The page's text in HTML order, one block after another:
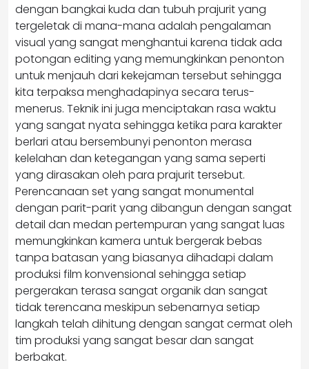
dengan bangkai kuda dan tubuh prajurit yang
tergeletak di mana-mana adalah pengalaman
visual yang sangat menghantui karena tidak ada
potongan editing yang memungkinkan penonton
untuk menjauh dari kekejaman tersebut sehingga
kita terpaksa menghadapinya secara terus-
menerus. Teknik ini juga menciptakan rasa waktu
yang sangat nyata sehingga ketika para karakter
berlari atau bersembunyi penonton merasa
kelelahan dan ketegangan yang sama seperti
yang dirasakan oleh para prajurit tersebut.
Perencanaan set yang sangat monumental
dengan parit-parit yang dibangun dengan sangat
detail dan medan pertempuran yang sangat luas
memungkinkan kamera untuk bergerak bebas
tanpa batasan yang biasanya dihadapi dalam
produksi film konvensional sehingga setiap
pergerakan terasa sangat organik dan sangat
tidak terencana meskipun sebenarnya setiap
langkah telah dihitung dengan sangat cermat oleh
tim produksi yang sangat besar dan sangat
berbakat.